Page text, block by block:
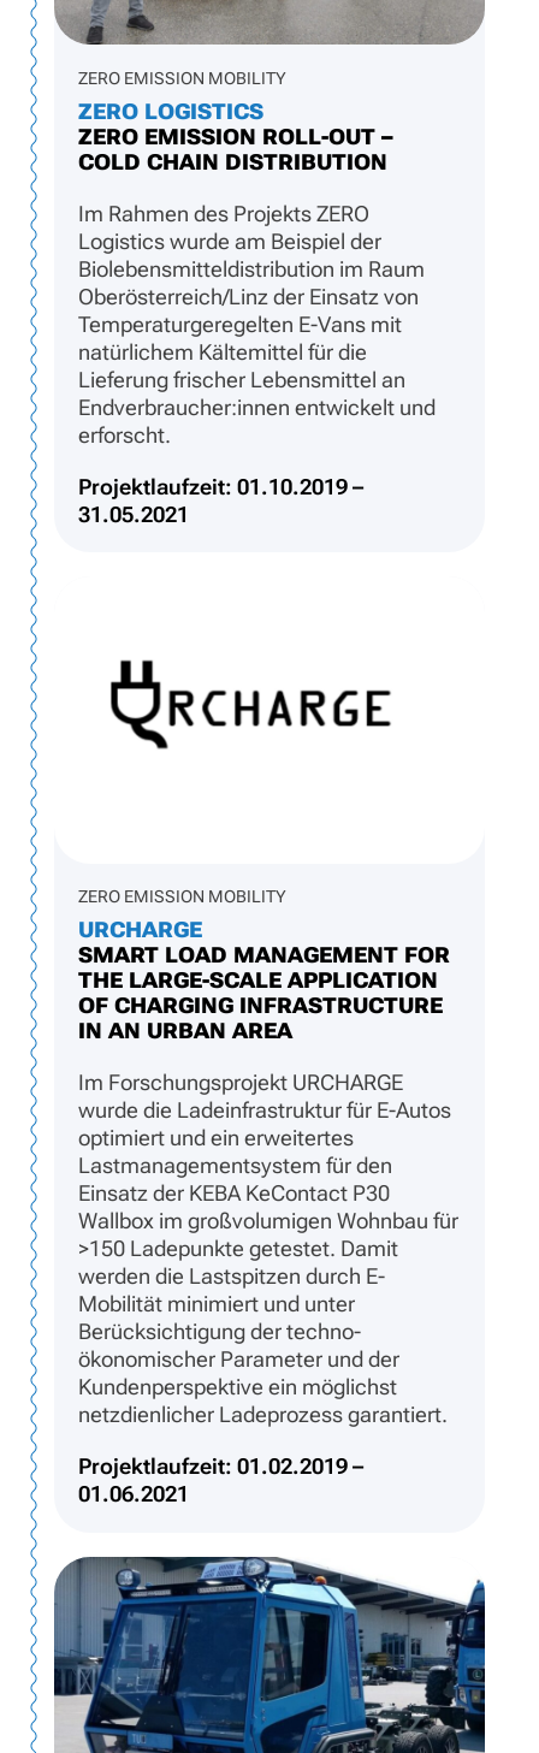
ZERO EMISSION MOBILITY
ZERO LOGISTICS
ZERO EMISSION ROLL-OUT –
COLD CHAIN DISTRIBUTION
Im Rahmen des Projekts ZERO
Logistics wurde am Beispiel der
Biolebensmitteldistribution im Raum
Oberösterreich/Linz der Einsatz von
Temperaturgeregelten E-Vans mit
natürlichem Kältemittel für die
Lieferung frischer Lebensmittel an
Endverbraucher:innen entwickelt und
erforscht.
Projektlaufzeit: 01.10.2019 –
31.05.2021
ZERO EMISSION MOBILITY
URCHARGE
SMART LOAD MANAGEMENT FOR
THE LARGE-SCALE APPLICATION
OF CHARGING INFRASTRUCTURE
IN AN URBAN AREA
Im Forschungsprojekt URCHARGE
wurde die Ladeinfrastruk­tur für E-Autos
optimiert und ein erweitertes
Lastmanagementsystem für den
Einsatz der KEBA KeContact P30
Wallbox im großvolumi­gen Wohnbau für
>150 Ladepunkte getestet. Damit
werden die Lastspitzen durch E-
Mobilität minimiert und unter
Berücksichtigung der techno-
ökonomischer Parameter und der
Kundenperspektive ein möglichst
netzdienlicher Ladeprozess garantiert.
Projektlaufzeit: 01.02.2019 –
01.06.2021